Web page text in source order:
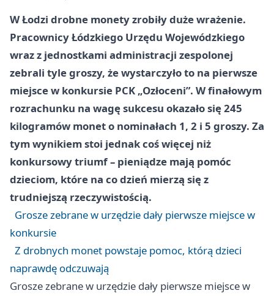
W Łodzi drobne monety zrobiły duże wrażenie.
Pracownicy Łódzkiego Urzędu Wojewódzkiego
wraz z jednostkami administracji zespolonej
zebrali tyle groszy, że wystarczyło to na pierwsze
miejsce w konkursie PCK „Ozłoceni”. W finałowym
rozrachunku na wagę sukcesu okazało się 245
kilogramów monet o nominałach 1, 2 i 5 groszy. Za
tym wynikiem stoi jednak coś więcej niż
konkursowy triumf – pieniądze mają pomóc
dzieciom, które na co dzień mierzą się z
trudniejszą rzeczywistością.
Grosze zebrane w urzędzie dały pierwsze miejsce w
konkursie
Z drobnych monet powstaje pomoc, którą dzieci
naprawdę odczuwają
Grosze zebrane w urzędzie dały pierwsze miejsce w